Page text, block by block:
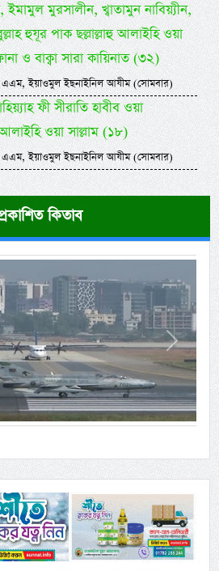
মুরসালীন, খ্বাতামুন নাবিয়্যীন,
হুযূর পাক ছল্লাল্লাহু আলাইহি ওয়া
ও বাক্বা সারা কায়িনাত (৩২)
ইয়াওমুল ইছনাইনিল আযীম (সোমবার)
ফী সীরাতি হাবীব ওয়া
আলাইহি ওয়া সাল্লাম (১৮)
ইয়াওমুল ইছনাইনিল আযীম (সোমবার)
কিতাব
Next